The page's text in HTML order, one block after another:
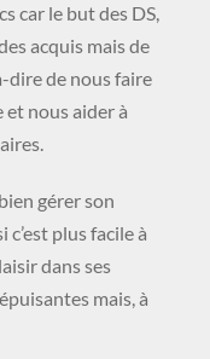
car le but des DS,
acquis mais de
dire de nous faire
nous aider à
gérer son
plus facile à
dans ses
mais, à